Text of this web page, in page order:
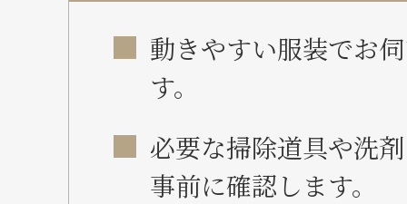
動きやすい服装でお
す。
必要な掃除道具や洗
事前に確認します。